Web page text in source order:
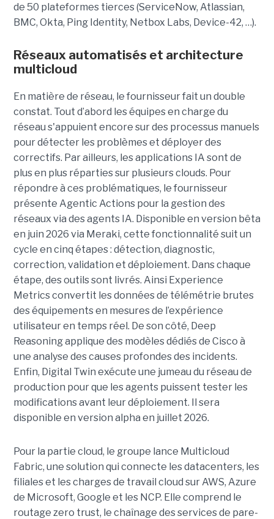
de 50 plateformes tierces (ServiceNow, Atlassian,
BMC, Okta, Ping Identity, Netbox Labs, Device-42, …).
Réseaux automatisés et architecture
multicloud
En matière de réseau, le fournisseur fait un double
constat. Tout d’abord les équipes en charge du
réseau s'appuient encore sur des processus manuels
pour détecter les problèmes et déployer des
correctifs. Par ailleurs, les applications IA sont de
plus en plus réparties sur plusieurs clouds. Pour
répondre à ces problématiques, le fournisseur
présente Agentic Actions pour la gestion des
réseaux via des agents IA. Disponible en version bêta
en juin 2026 via Meraki, cette fonctionnalité suit un
cycle en cinq étapes : détection, diagnostic,
correction, validation et déploiement. Dans chaque
étape, des outils sont livrés. Ainsi Experience
Metrics convertit les données de télémétrie brutes
des équipements en mesures de l’expérience
utilisateur en temps réel. De son côté, Deep
Reasoning applique des modèles dédiés de Cisco à
une analyse des causes profondes des incidents.
Enfin, Digital Twin exécute une jumeau du réseau de
production pour que les agents puissent tester les
modifications avant leur déploiement. Il sera
disponible en version alpha en juillet 2026.
Pour la partie cloud, le groupe lance Multicloud
Fabric, une solution qui connecte les datacenters, les
filiales et les charges de travail cloud sur AWS, Azure
de Microsoft, Google et les NCP. Elle comprend le
routage zero trust, le chaînage des services de pare-